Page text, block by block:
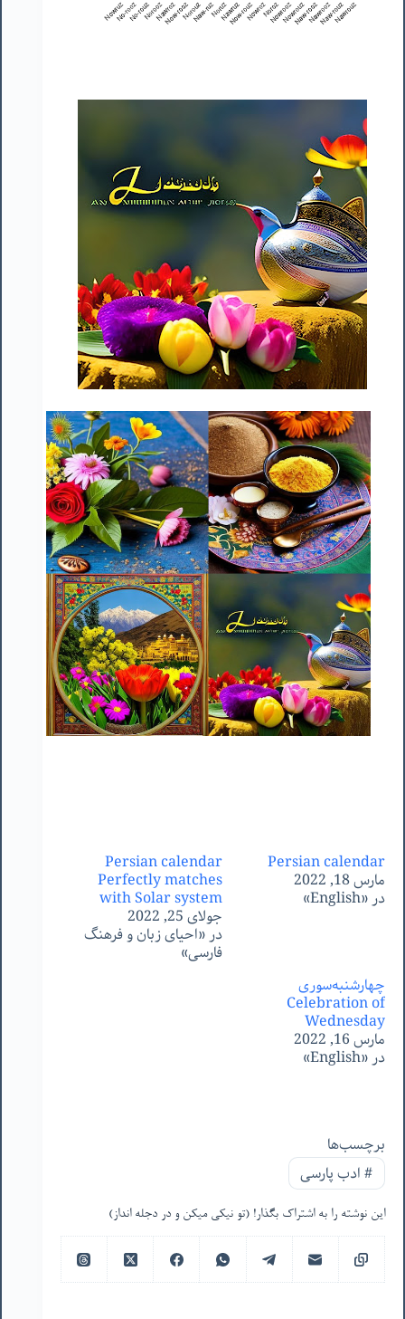
Persian calendar
مارس 18, 2022
در «English»
Persian calendar
Perfectly matches
with Solar system
جولای 25, 2022
در «احیای زبان و فرهنگ
فارسی»
چهارشنبه‌سوری
Celebration of
Wednesday
مارس 16, 2022
در «English»
برچسب‌ها
#ادب پارسی
این نوشته را به اشتراک بگذار! (تو نیکی میکن و در دجله انداز)